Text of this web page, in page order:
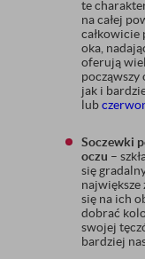
te
na całej
całkowicie
oka,
oferują
począwszy
jak i
lub
Soczewki
oczu –
się
największe
się na ich
dobrać
swojej
bardziej